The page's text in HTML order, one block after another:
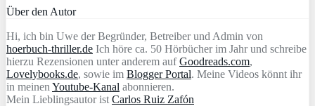
Über den Autor
Hi, ich bin Uwe der Begründer, Betreiber und Admin von
hoerbuch-thriller.de Ich höre ca. 50 Hörbücher im Jahr und schreibe
hierzu Rezensionen unter anderem aufGoodreads.com,
Lovelybooks.de, sowie im Blogger Portal. Meine Videos könnt ihr
in meinen Youtube-Kanal abonnieren.
Mein Lieblingsautor ist Carlos Ruiz Zafón